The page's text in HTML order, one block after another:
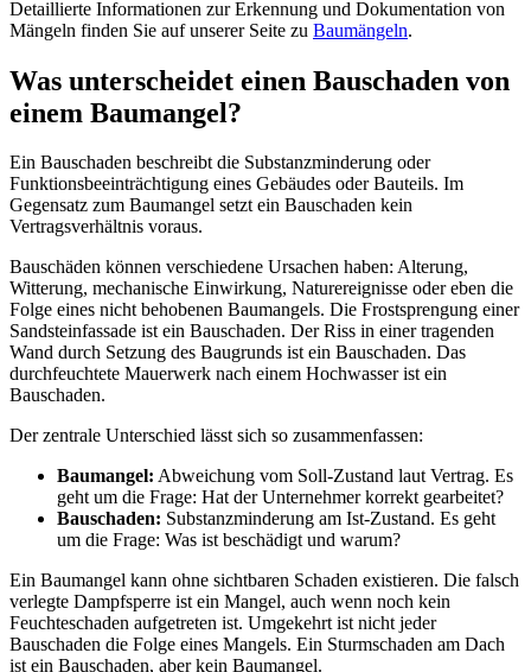
Detaillierte Informationen zur Erkennung und Dokumentation von
Mängeln finden Sie auf unserer Seite zu Baumängeln.
Was unterscheidet einen Bauschaden von
einem Baumangel?
Ein Bauschaden beschreibt die Substanzminderung oder
Funktionsbeeinträchtigung eines Gebäudes oder Bauteils. Im
Gegensatz zum Baumangel setzt ein Bauschaden kein
Vertragsverhältnis voraus.
Bauschäden können verschiedene Ursachen haben: Alterung,
Witterung, mechanische Einwirkung, Naturereignisse oder eben die
Folge eines nicht behobenen Baumangels. Die Frostsprengung einer
Sandsteinfassade ist ein Bauschaden. Der Riss in einer tragenden
Wand durch Setzung des Baugrunds ist ein Bauschaden. Das
durchfeuchtete Mauerwerk nach einem Hochwasser ist ein
Bauschaden.
Der zentrale Unterschied lässt sich so zusammenfassen:
Baumangel: Abweichung vom Soll-Zustand laut Vertrag. Es
geht um die Frage: Hat der Unternehmer korrekt gearbeitet?
Bauschaden: Substanzminderung am Ist-Zustand. Es geht
um die Frage: Was ist beschädigt und warum?
Ein Baumangel kann ohne sichtbaren Schaden existieren. Die falsch
verlegte Dampfsperre ist ein Mangel, auch wenn noch kein
Feuchteschaden aufgetreten ist. Umgekehrt ist nicht jeder
Bauschaden die Folge eines Mangels. Ein Sturmschaden am Dach
ist ein Bauschaden, aber kein Baumangel.